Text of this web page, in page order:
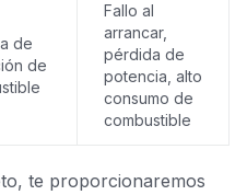
de
de
Fallo al
arrancar,
pérdida de
potencia, alto
consumo de
combustible
te proporcionaremos